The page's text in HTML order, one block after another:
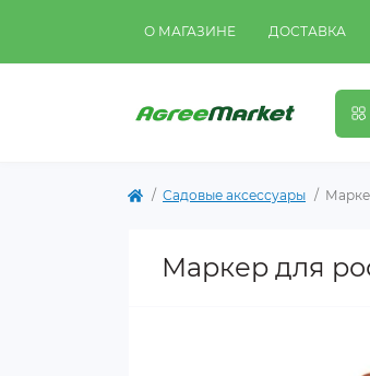
О МАГАЗИНЕ ДОСТАВКА
Садовые аксессуары
Маркер для